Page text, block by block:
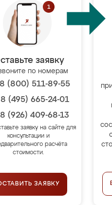
заявку
по номерам
8 (800) 511-89-55
8 (495) 665-24-01
8 (926) 409-68-13
заявку на сайте для
консультации и
расчёта
стоимости.
ЗАЯВКУ